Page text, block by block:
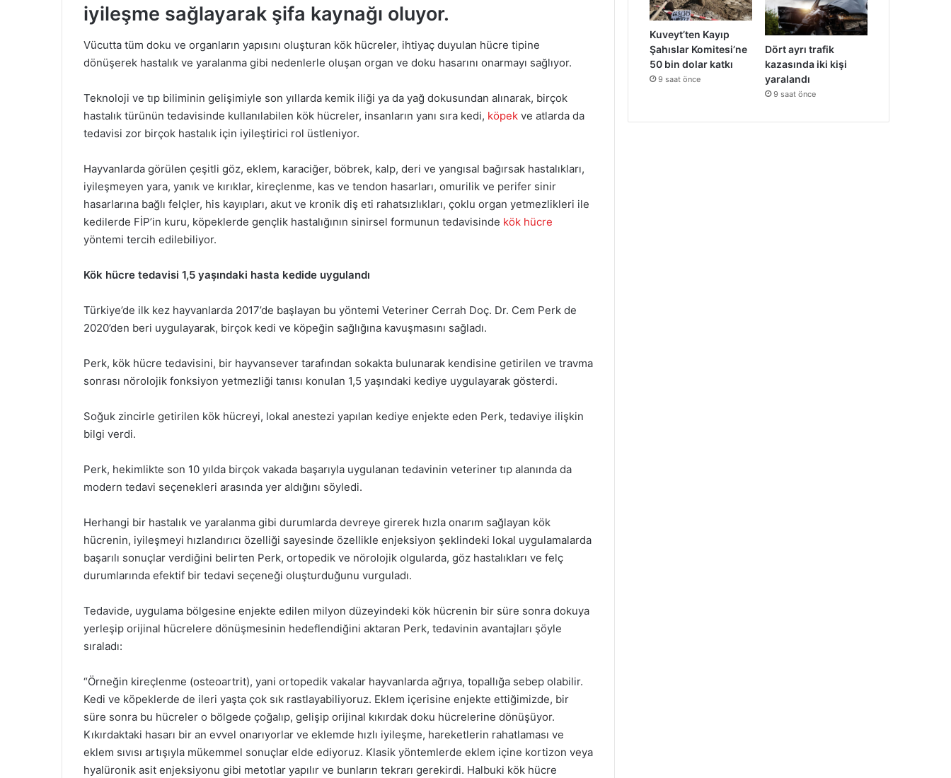
iyileşme sağlayarak şifa kaynağı oluyor.
Vücutta tüm doku ve organların yapısını oluşturan kök hücreler, ihtiyaç duyulan hücre tipine
dönüşerek hastalık ve yaralanma gibi nedenlerle oluşan organ ve doku hasarını onarmayı sağlıyor.
Teknoloji ve tıp biliminin gelişimiyle son yıllarda kemik iliği ya da yağ dokusundan alınarak, birçok
hastalık türünün tedavisinde kullanılabilen kök hücreler, insanların yanı sıra kedi, köpek ve atlarda da
tedavisi zor birçok hastalık için iyileştirici rol üstleniyor.
Hayvanlarda görülen çeşitli göz, eklem, karaciğer, böbrek, kalp, deri ve yangısal bağırsak hastalıkları,
iyileşmeyen yara, yanık ve kırıklar, kireçlenme, kas ve tendon hasarları, omurilik ve perifer sinir
hasarlarına bağlı felçler, his kayıpları, akut ve kronik diş eti rahatsızlıkları, çoklu organ yetmezlikleri ile
kedilerde FİP’in kuru, köpeklerde gençlik hastalığının sinirsel formunun tedavisinde kök hücre
yöntemi tercih edilebiliyor.
Kök hücre tedavisi 1,5 yaşındaki hasta kedide uygulandı
Türkiye’de ilk kez hayvanlarda 2017’de başlayan bu yöntemi Veteriner Cerrah Doç. Dr. Cem Perk de
2020’den beri uygulayarak, birçok kedi ve köpeğin sağlığına kavuşmasını sağladı.
Perk, kök hücre tedavisini, bir hayvansever tarafından sokakta bulunarak kendisine getirilen ve travma
sonrası nörolojik fonksiyon yetmezliği tanısı konulan 1,5 yaşındaki kediye uygulayarak gösterdi.
Soğuk zincirle getirilen kök hücreyi, lokal anestezi yapılan kediye enjekte eden Perk, tedaviye ilişkin
bilgi verdi.
Perk, hekimlikte son 10 yılda birçok vakada başarıyla uygulanan tedavinin veteriner tıp alanında da
modern tedavi seçenekleri arasında yer aldığını söyledi.
Herhangi bir hastalık ve yaralanma gibi durumlarda devreye girerek hızla onarım sağlayan kök
hücrenin, iyileşmeyi hızlandırıcı özelliği sayesinde özellikle enjeksiyon şeklindeki lokal uygulamalarda
başarılı sonuçlar verdiğini belirten Perk, ortopedik ve nörolojik olgularda, göz hastalıkları ve felç
durumlarında efektif bir tedavi seçeneği oluşturduğunu vurguladı.
Tedavide, uygulama bölgesine enjekte edilen milyon düzeyindeki kök hücrenin bir süre sonra dokuya
yerleşip orijinal hücrelere dönüşmesinin hedeflendiğini aktaran Perk, tedavinin avantajları şöyle
sıraladı:
“Örneğin kireçlenme (osteoartrit), yani ortopedik vakalar hayvanlarda ağrıya, topallığa sebep olabilir.
Kedi ve köpeklerde de ileri yaşta çok sık rastlayabiliyoruz. Eklem içerisine enjekte ettiğimizde, bir
süre sonra bu hücreler o bölgede çoğalıp, gelişip orijinal kıkırdak doku hücrelerine dönüşüyor.
Kıkırdaktaki hasarı bir an evvel onarıyorlar ve eklemde hızlı iyileşme, hareketlerin rahatlaması ve
eklem sıvısı artışıyla mükemmel sonuçlar elde ediyoruz. Klasik yöntemlerde eklem içine kortizon veya
hyalüronik asit enjeksiyonu gibi metotlar yapılır ve bunların tekrarı gerekirdi. Halbuki kök hücre
Kuveyt’ten Kayıp
Şahıslar Komitesi’ne
50 bin dolar katkı
9 saat önce
Dört ayrı trafik
kazasında iki kişi
yaralandı
9 saat önce